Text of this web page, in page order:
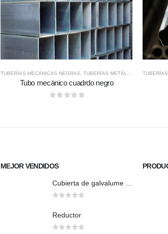
TUBERÍAS MECÁNICAS NEGRAS, TUBERÍAS METÁLICAS
Tubo mecánico cuadrdo negro
MEJOR VENDIDOS
Cubierta de galvalume natural trapezoidal
Reductor